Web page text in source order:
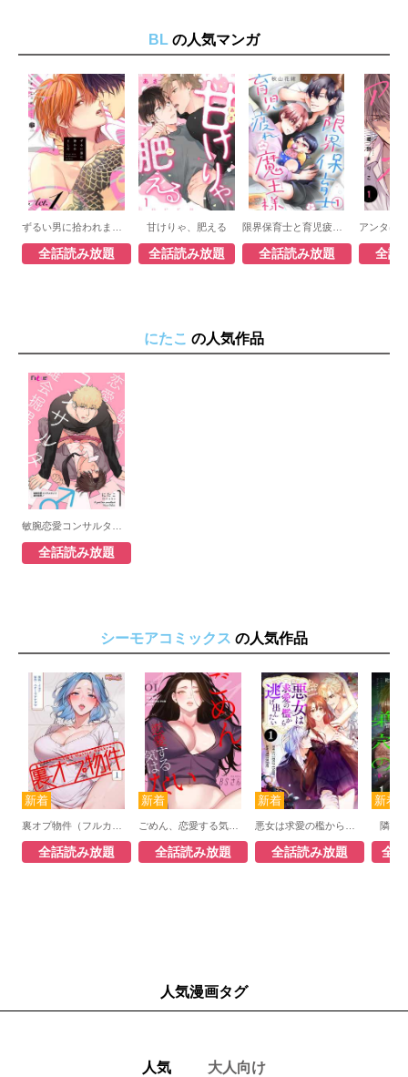
BL の人気マンガ
全話読み放題
甘けりゃ、肥える
全話読み放題 全話読み放題 全話
にたこ の人気作品
全話読み放題
シーモアコミックス の人気作品
全話読み放題 全話読み放題 全話読み放題
隣の
全
人気漫画タグ
人気 大人向け